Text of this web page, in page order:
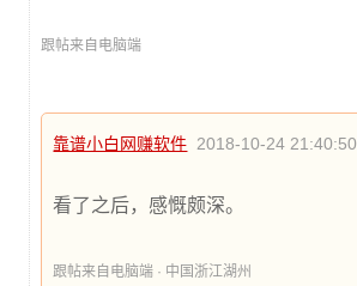
跟帖来自电脑端
靠谱小白网赚软件 2018-10-24 21:40:50
看了之后，感慨颇深。
跟帖来自电脑端 · 中国浙江湖州